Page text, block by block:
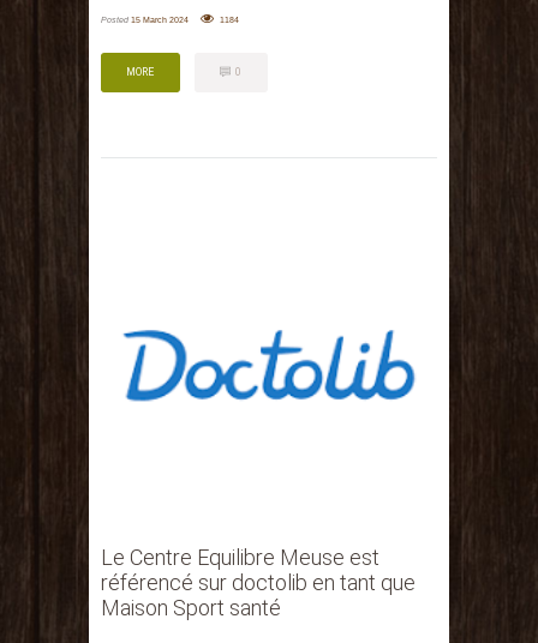
Posted 15 March 2024 1184
MORE 0
Le Centre Equilibre Meuse est
référencé sur doctolib en tant que
Maison Sport santé